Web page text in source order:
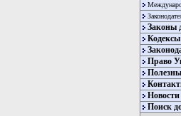
Законы
Кодексы
Право
Новости
Поиск